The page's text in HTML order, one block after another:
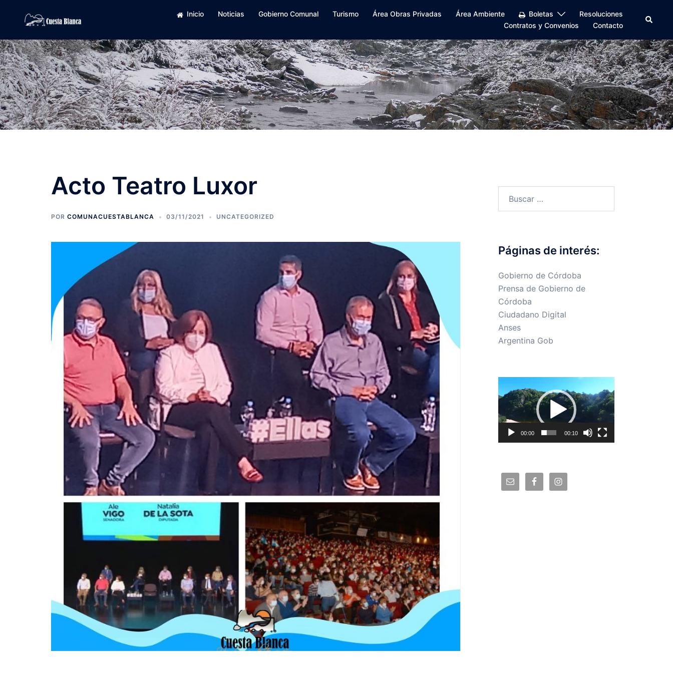
Inicio Noticias Gobierno Comunal Turismo Área Obras Privadas Área Ambiente Boletas
Resoluciones
Contratos y Convenios
Contacto
Buscar
Acto Teatro Luxor
POR COMUNACUESTABLANCA 03/11/2021 UNCATEGORIZED
Páginas de interés:
Gobierno de Córdoba
Prensa de Gobierno de
Córdoba
Ciudadano Digital
Anses
Argentina Gob
de
vídeo
00:00 00:10